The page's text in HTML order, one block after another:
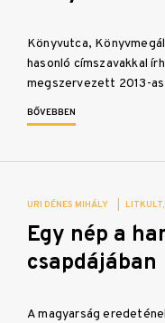
Könyvutca,
hasonló címszavakkal
megszervezett 2013-
BŐVEBBEN
URI DÉNES MIHÁLY LITKULT
Egy nép a
csapdájában
A magyarság